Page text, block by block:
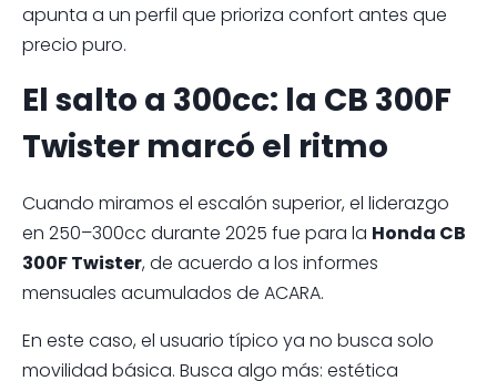
apunta a un perfil que prioriza confort antes que
precio puro.
El salto a 300cc: la CB 300F
Twister marcó el ritmo
Cuando miramos el escalón superior, el liderazgo
en 250–300cc durante 2025 fue para la Honda CB
300F Twister, de acuerdo a los informes
mensuales acumulados de ACARA.
En este caso, el usuario típico ya no busca solo
movilidad básica. Busca algo más: estética